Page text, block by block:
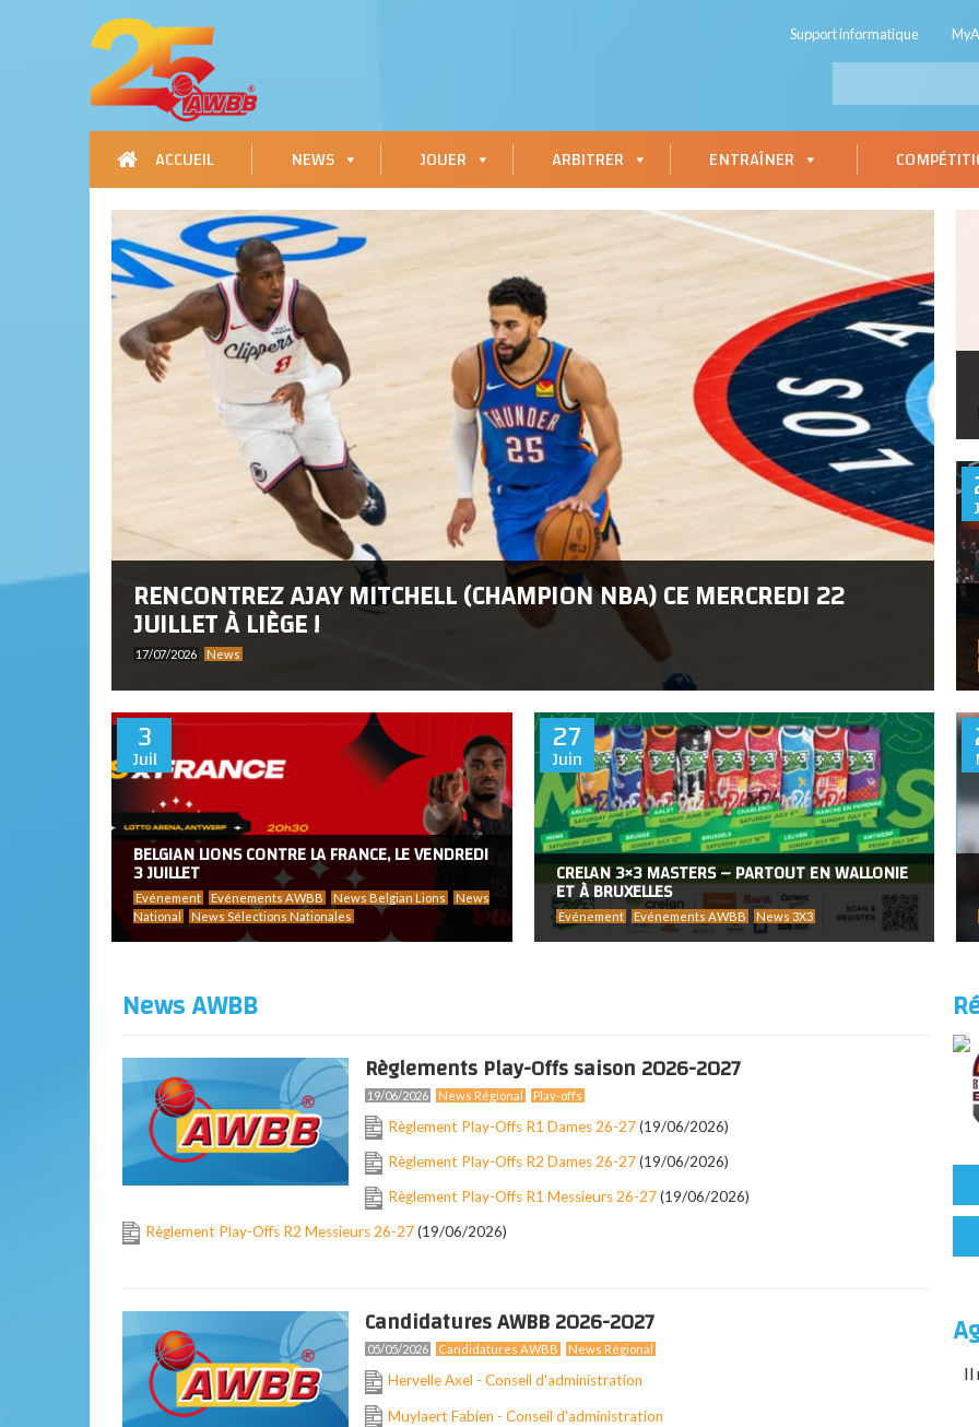
Support informatique
ACCUEIL NEWS JOUER ARBITRER ENTRAÎNER
RENCONTREZ AJAY MITCHELL (CHAMPION NBA) CE MERCREDI 22
JUILLET À LIÈGE !
17/07/2026 News
3
Juil
BELGIAN LIONS CONTRE LA FRANCE, LE VENDREDI
3 JUILLET
Evénement Evénements AWBB News Belgian Lions
News
National
News Sélections Nationales
27
Juin
CRELAN 3×3 MASTERS – PARTOUT EN WALLONIE
ET À BRUXELLES
Evénement Evénements AWBB News 3X3
News AWBB
Règlements Play-Offs saison 2026-2027
19/06/2026 News Régional Play-offs
Règlement Play-Offs R1 Dames 26-27(19/06/2026)
Règlement Play-Offs R2 Dames 26-27(19/06/2026)
Règlement Play-Offs R1 Messieurs 26-27(19/06/2026)
Règlement Play-Offs R2 Messieurs 26-27(19/06/2026)
Candidatures AWBB 2026-2027
05/05/2026 Candidatures AWBB News Régional
Hervelle Axel - Conseil d'administration
Muylaert Fabien - Conseil d'administration
Il